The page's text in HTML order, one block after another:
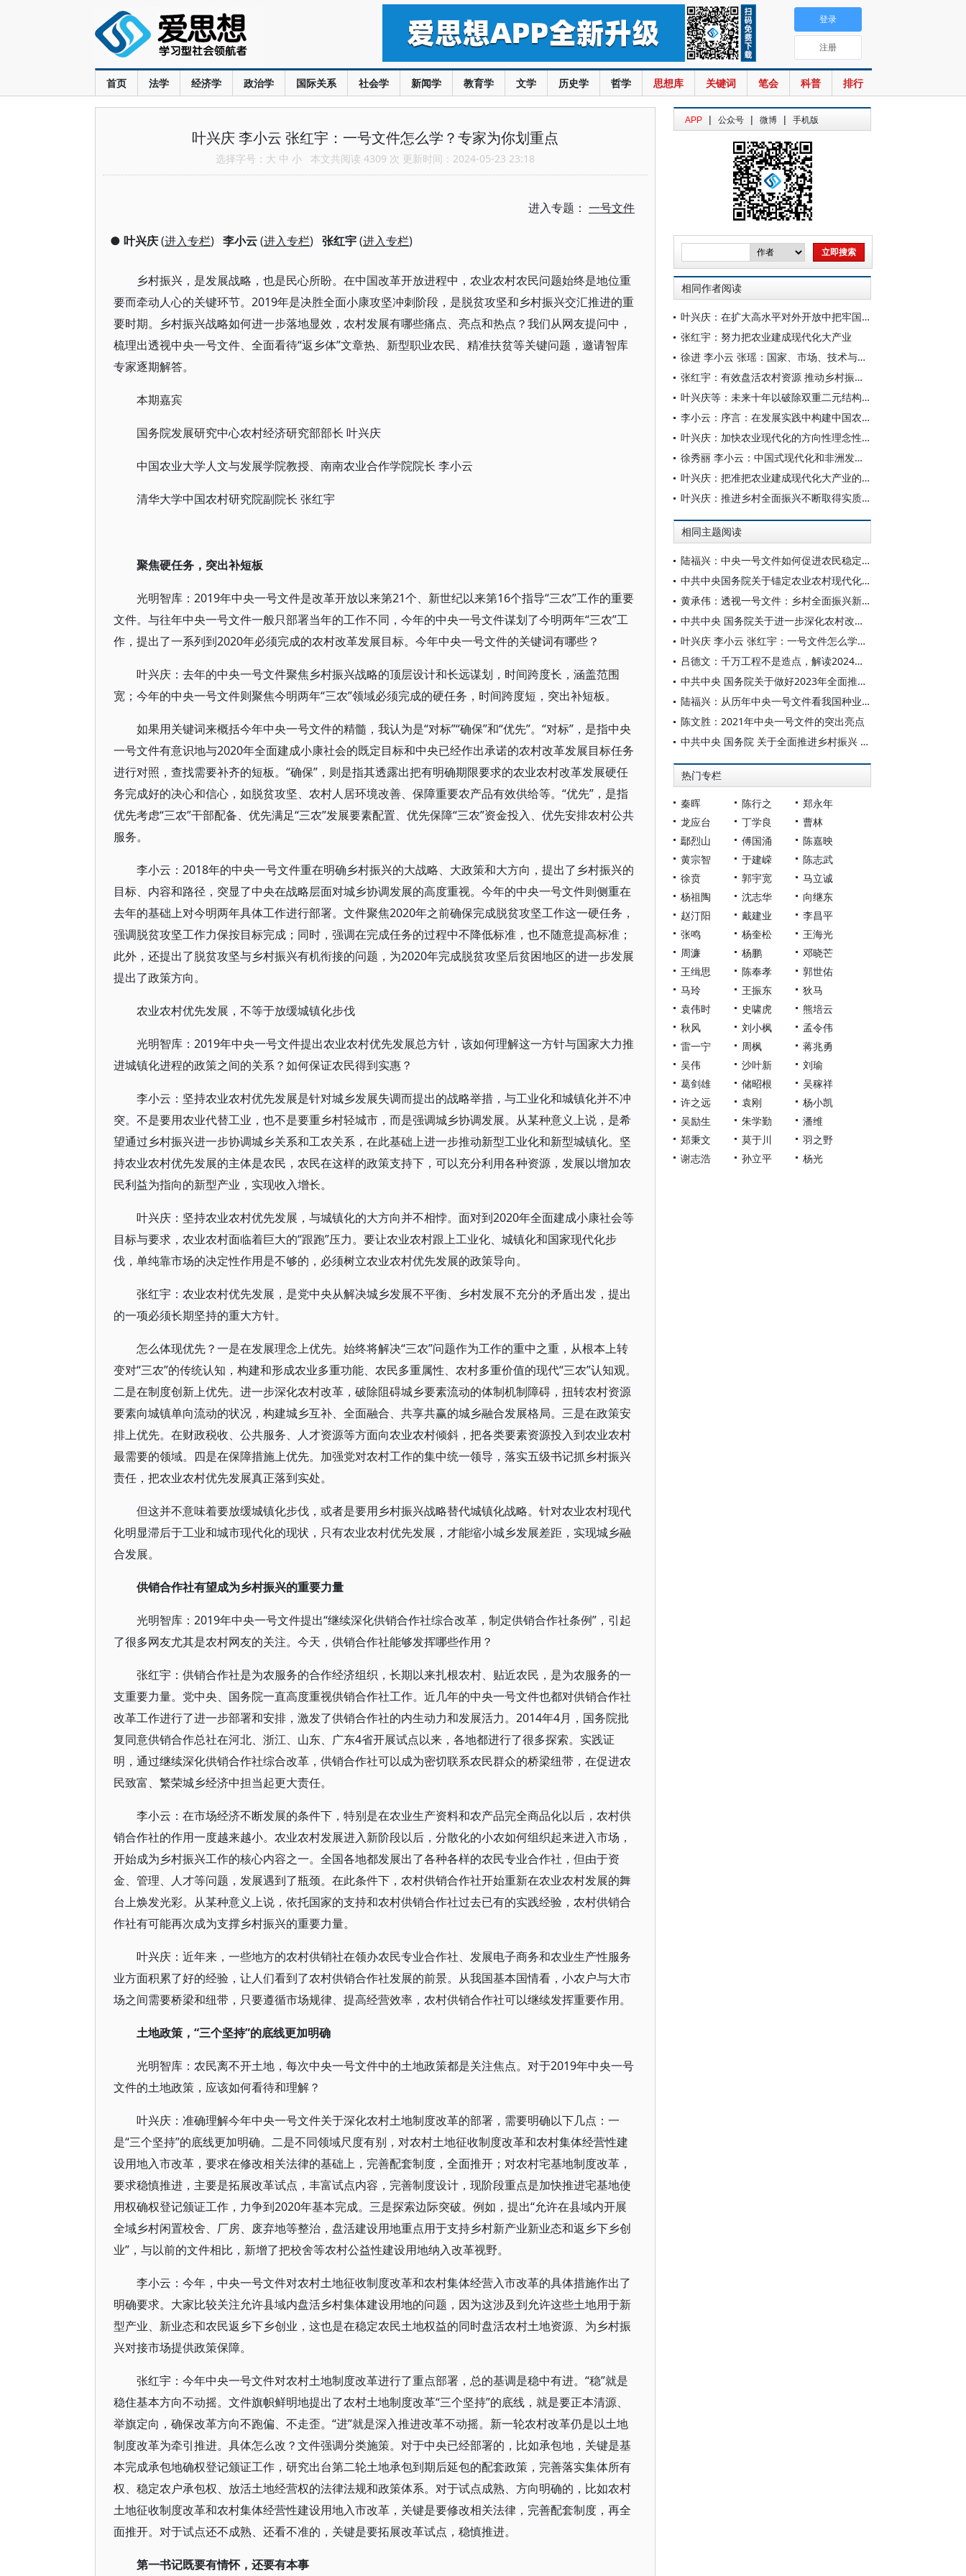
首页 法学 经济学 政治学 国际关系 社会学 新闻学 教育学 文学 历史学 哲学 思想库 关键词 笔会 科普 排行
登录
注册
叶兴庆 李小云 张红宇：一号文件怎么学？专家为你划重点
选择字号： 大 中 小 本文共阅读 4309 次 更新时间：2024-05-23 23:18
进入专题： 一号文件
● 叶兴庆(进入专栏) 李小云(进入专栏) 张红宇(进入专栏)
乡村振兴，是发展战略，也是民心所盼。在中国改革开放进程中，农业农村农民问题始终是地位重
要而牵动人心的关键环节。2019年是决胜全面小康攻坚冲刺阶段，是脱贫攻坚和乡村振兴交汇推进的重
要时期。乡村振兴战略如何进一步落地显效，农村发展有哪些痛点、亮点和热点？我们从网友提问中，
梳理出透视中央一号文件、全面看待“返乡体”文章热、新型职业农民、精准扶贫等关键问题，邀请智库
专家逐期解答。
本期嘉宾
国务院发展研究中心农村经济研究部部长 叶兴庆
中国农业大学人文与发展学院教授、南南农业合作学院院长 李小云
清华大学中国农村研究院副院长 张红宇
聚焦硬任务，突出补短板
光明智库：2019年中央一号文件是改革开放以来第21个、新世纪以来第16个指导“三农”工作的重要
文件。与往年中央一号文件一般只部署当年的工作不同，今年的中央一号文件谋划了今明两年“三农”工
作，提出了一系列到2020年必须完成的农村改革发展目标。今年中央一号文件的关键词有哪些？
叶兴庆：去年的中央一号文件聚焦乡村振兴战略的顶层设计和长远谋划，时间跨度长，涵盖范围
宽；今年的中央一号文件则聚焦今明两年“三农”领域必须完成的硬任务，时间跨度短，突出补短板。
如果用关键词来概括今年中央一号文件的精髓，我认为是“对标”“确保”和“优先”。“对标”，是指中央
一号文件有意识地与2020年全面建成小康社会的既定目标和中央已经作出承诺的农村改革发展目标任务
进行对照，查找需要补齐的短板。“确保”，则是指其透露出把有明确期限要求的农业农村改革发展硬任
务完成好的决心和信心，如脱贫攻坚、农村人居环境改善、保障重要农产品有效供给等。“优先”，是指
优先考虑“三农”干部配备、优先满足“三农”发展要素配置、优先保障“三农”资金投入、优先安排农村公共
服务。
李小云：2018年的中央一号文件重在明确乡村振兴的大战略、大政策和大方向，提出了乡村振兴的
目标、内容和路径，突显了中央在战略层面对城乡协调发展的高度重视。今年的中央一号文件则侧重在
去年的基础上对今明两年具体工作进行部署。文件聚焦2020年之前确保完成脱贫攻坚工作这一硬任务，
强调脱贫攻坚工作力保按目标完成；同时，强调在完成任务的过程中不降低标准，也不随意提高标准；
此外，还提出了脱贫攻坚与乡村振兴有机衔接的问题，为2020年完成脱贫攻坚后贫困地区的进一步发展
提出了政策方向。
农业农村优先发展，不等于放缓城镇化步伐
光明智库：2019年中央一号文件提出农业农村优先发展总方针，该如何理解这一方针与国家大力推
进城镇化进程的政策之间的关系？如何保证农民得到实惠？
李小云：坚持农业农村优先发展是针对城乡发展失调而提出的战略举措，与工业化和城镇化并不冲
突。不是要用农业代替工业，也不是要重乡村轻城市，而是强调城乡协调发展。从某种意义上说，是希
望通过乡村振兴进一步协调城乡关系和工农关系，在此基础上进一步推动新型工业化和新型城镇化。坚
持农业农村优先发展的主体是农民，农民在这样的政策支持下，可以充分利用各种资源，发展以增加农
民利益为指向的新型产业，实现收入增长。
叶兴庆：坚持农业农村优先发展，与城镇化的大方向并不相悖。面对到2020年全面建成小康社会等
目标与要求，农业农村面临着巨大的“跟跑”压力。要让农业农村跟上工业化、城镇化和国家现代化步
伐，单纯靠市场的决定性作用是不够的，必须树立农业农村优先发展的政策导向。
张红宇：农业农村优先发展，是党中央从解决城乡发展不平衡、乡村发展不充分的矛盾出发，提出
的一项必须长期坚持的重大方针。
怎么体现优先？一是在发展理念上优先。始终将解决“三农”问题作为工作的重中之重，从根本上转
变对“三农”的传统认知，构建和形成农业多重功能、农民多重属性、农村多重价值的现代“三农”认知观。
二是在制度创新上优先。进一步深化农村改革，破除阻碍城乡要素流动的体制机制障碍，扭转农村资源
要素向城镇单向流动的状况，构建城乡互补、全面融合、共享共赢的城乡融合发展格局。三是在政策安
排上优先。在财政税收、公共服务、人才资源等方面向农业农村倾斜，把各类要素资源投入到农业农村
最需要的领域。四是在保障措施上优先。加强党对农村工作的集中统一领导，落实五级书记抓乡村振兴
责任，把农业农村优先发展真正落到实处。
但这并不意味着要放缓城镇化步伐，或者是要用乡村振兴战略替代城镇化战略。针对农业农村现代
化明显滞后于工业和城市现代化的现状，只有农业农村优先发展，才能缩小城乡发展差距，实现城乡融
合发展。
供销合作社有望成为乡村振兴的重要力量
光明智库：2019年中央一号文件提出“继续深化供销合作社综合改革，制定供销合作社条例”，引起
了很多网友尤其是农村网友的关注。今天，供销合作社能够发挥哪些作用？
张红宇：供销合作社是为农服务的合作经济组织，长期以来扎根农村、贴近农民，是为农服务的一
支重要力量。党中央、国务院一直高度重视供销合作社工作。近几年的中央一号文件也都对供销合作社
改革工作进行了进一步部署和安排，激发了供销合作社的内生动力和发展活力。2014年4月，国务院批
复同意供销合作总社在河北、浙江、山东、广东4省开展试点以来，各地都进行了很多探索。实践证
明，通过继续深化供销合作社综合改革，供销合作社可以成为密切联系农民群众的桥梁纽带，在促进农
民致富、繁荣城乡经济中担当起更大责任。
李小云：在市场经济不断发展的条件下，特别是在农业生产资料和农产品完全商品化以后，农村供
销合作社的作用一度越来越小。农业农村发展进入新阶段以后，分散化的小农如何组织起来进入市场，
开始成为乡村振兴工作的核心内容之一。全国各地都发展出了各种各样的农民专业合作社，但由于资
金、管理、人才等问题，发展遇到了瓶颈。在此条件下，农村供销合作社开始重新在农业农村发展的舞
台上焕发光彩。从某种意义上说，依托国家的支持和农村供销合作社过去已有的实践经验，农村供销合
作社有可能再次成为支撑乡村振兴的重要力量。
叶兴庆：近年来，一些地方的农村供销社在领办农民专业合作社、发展电子商务和农业生产性服务
业方面积累了好的经验，让人们看到了农村供销合作社发展的前景。从我国基本国情看，小农户与大市
场之间需要桥梁和纽带，只要遵循市场规律、提高经营效率，农村供销合作社可以继续发挥重要作用。
土地政策，“三个坚持”的底线更加明确
光明智库：农民离不开土地，每次中央一号文件中的土地政策都是关注焦点。对于2019年中央一号
文件的土地政策，应该如何看待和理解？
叶兴庆：准确理解今年中央一号文件关于深化农村土地制度改革的部署，需要明确以下几点：一
是“三个坚持”的底线更加明确。二是不同领域尺度有别，对农村土地征收制度改革和农村集体经营性建
设用地入市改革，要求在修改相关法律的基础上，完善配套制度，全面推开；对农村宅基地制度改革，
要求稳慎推进，主要是拓展改革试点，丰富试点内容，完善制度设计，现阶段重点是加快推进宅基地使
用权确权登记颁证工作，力争到2020年基本完成。三是探索边际突破。例如，提出“允许在县域内开展
全域乡村闲置校舍、厂房、废弃地等整治，盘活建设用地重点用于支持乡村新产业新业态和返乡下乡创
业”，与以前的文件相比，新增了把校舍等农村公益性建设用地纳入改革视野。
李小云：今年，中央一号文件对农村土地征收制度改革和农村集体经营入市改革的具体措施作出了
明确要求。大家比较关注允许县域内盘活乡村集体建设用地的问题，因为这涉及到允许这些土地用于新
型产业、新业态和农民返乡下乡创业，这也是在稳定农民土地权益的同时盘活农村土地资源、为乡村振
兴对接市场提供政策保障。
张红宇：今年中央一号文件对农村土地制度改革进行了重点部署，总的基调是稳中有进。“稳”就是
稳住基本方向不动摇。文件旗帜鲜明地提出了农村土地制度改革“三个坚持”的底线，就是要正本清源、
举旗定向，确保改革方向不跑偏、不走歪。“进”就是深入推进改革不动摇。新一轮农村改革仍是以土地
制度改革为牵引推进。具体怎么改？文件强调分类施策。对于中央已经部署的，比如承包地，关键是基
本完成承包地确权登记颁证工作，研究出台第二轮土地承包到期后延包的配套政策，完善落实集体所有
权、稳定农户承包权、放活土地经营权的法律法规和政策体系。对于试点成熟、方向明确的，比如农村
土地征收制度改革和农村集体经营性建设用地入市改革，关键是要修改相关法律，完善配套制度，再全
面推开。对于试点还不成熟、还看不准的，关键是要拓展改革试点，稳慎推进。
第一书记既要有情怀，还要有本事
APP | 公众号 | 微博 | 手机版
相同作者阅读
叶兴庆：在扩大高水平对外开放中把牢国家粮食安全主动权——简评《健全高水平开放下粮食安全保障体系研究》
张红宇：努力把农业建成现代化大产业
徐进 李小云 张瑶：国家、市场、技术与小农社会的互动——关于小农和乡村续存与发展的社会学笔记
张红宇：有效盘活农村资源 推动乡村振兴投融资机制创新
叶兴庆等：未来十年以破除双重二元结构促进经济增长的潜力与建议
李小云：序言：在发展实践中构建中国农村发展学
叶兴庆：加快农业现代化的方向性理念性新思路
徐秀丽 李小云：中国式现代化和非洲发展之路
叶兴庆：把准把农业建成现代化大产业的“大”
叶兴庆：推进乡村全面振兴不断取得实质性进展阶段性成果
相同主题阅读
陆福兴：中央一号文件如何促进农民稳定增收
中共中央国务院关于锚定农业农村现代化扎实推进乡村全面振兴的意见
黄承伟：透视一号文件：乡村全面振兴新方略
中共中央 国务院关于进一步深化农村改革 扎实推进乡村全面振兴的意见
叶兴庆 李小云 张红宇：一号文件怎么学？专家为你划重点
吕德文：千万工程不是造点，解读2024年中央一号文件
中共中央 国务院关于做好2023年全面推进乡村振兴重点工作的意见
陆福兴：从历年中央一号文件看我国种业政策的变迁与趋势
陈文胜：2021年中央一号文件的突出亮点
中共中央 国务院 关于全面推进乡村振兴 加快农业农村现代化的意见
热门专栏
秦晖 陈行之
郑永年
龙应台
丁学良
曹林
鄢烈山
傅国涌
陈嘉映
黄宗智
于建嵘
陈志武
徐贲
郭宇宽
马立诚
杨祖陶
沈志华
向继东
赵汀阳
戴建业
李昌平
张鸣
杨奎松
王海光
周濂
杨鹏
邓晓芒
王缉思
陈奉孝
郭世佑
马玲
王振东
狄马
袁伟时
史啸虎
熊培云
秋风
刘小枫
孟令伟
雷一宁
周枫
蒋兆勇
吴伟
沙叶新
刘瑜
葛剑雄
储昭根
吴稼祥
许之远
袁刚
杨小凯
吴励生
朱学勤
潘维
郑秉文
莫于川
羽之野
谢志浩
孙立平 杨光